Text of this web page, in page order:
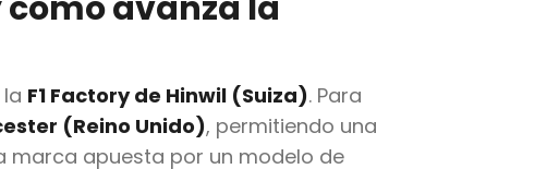
F1 Factory de Hinwil (Suiza). Para
(Reino Unido), permitiendo una
marca apuesta por un modelo de